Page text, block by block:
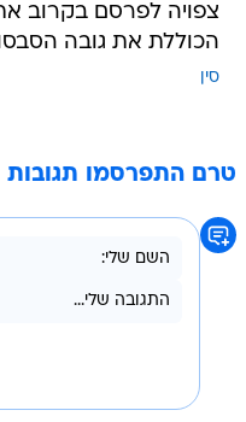
צפויה לפרסם בקרוב
הכוללת את גובה
סין
טרם התפרסמו תגובות